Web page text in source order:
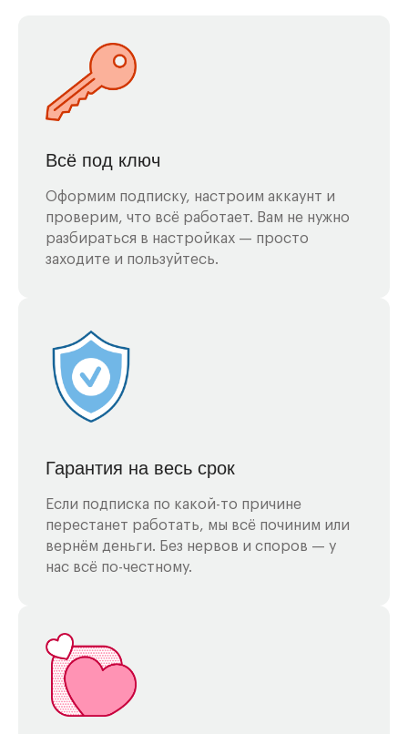
Всё под ключ
Оформим подписку, настроим аккаунт и
проверим, что всё работает. Вам не нужно
разбираться в настройках — просто
заходите и пользуйтесь.
Гарантия на весь срок
Если подписка по какой-то причине
перестанет работать, мы всё починим или
вернём деньги. Без нервов и споров — у
нас всё по-честному.